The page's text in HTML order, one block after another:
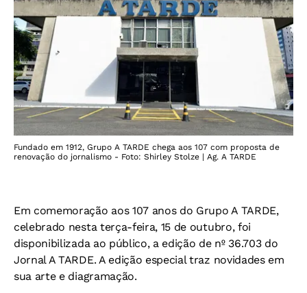
Fundado em 1912, Grupo A TARDE chega aos 107 com proposta de
renovação do jornalismo - Foto: Shirley Stolze | Ag. A TARDE
Em comemoração aos 107 anos do Grupo A TARDE,
celebrado nesta terça-feira, 15 de outubro, foi
disponibilizada ao público, a edição de nº 36.703 do
Jornal A TARDE. A edição especial traz novidades em
sua arte e diagramação.